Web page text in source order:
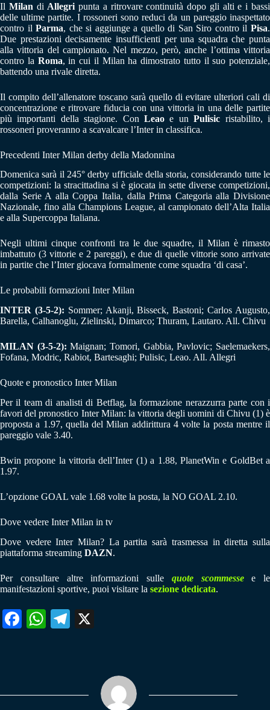
Il Milan di Allegri punta a ritrovare continuità dopo gli alti e i bassi
delle ultime partite. I rossoneri sono reduci da un pareggio inaspettato
contro ilParma, che si aggiunge a quello di San Siro contro ilPisa.
Due prestazioni decisamente insufficienti per una squadra che punta
alla vittoria del campionato. Nel mezzo, però, anche l’ottima vittoria
contro la Roma, in cui il Milan ha dimostrato tutto il suo potenziale,
battendo una rivale diretta.
Il compito dell’allenatore toscano sarà quello di evitare ulteriori cali di
concentrazione e ritrovare fiducia con una vittoria in una delle partite
più importanti della stagione. Con Leao e unPulisic ristabilito, i
rossoneri proveranno a scavalcare l’Inter in classifica.
Precedenti Inter Milan derby della Madonnina
Domenica sarà il 245° derby ufficiale della storia, considerando tutte le
competizioni: la stracittadina si è giocata in sette diverse competizioni,
dalla Serie A alla Coppa Italia, dalla Prima Categoria alla Divisione
Nazionale, fino alla Champions League, al campionato dell’Alta Italia
e alla Supercoppa Italiana.
Negli ultimi cinque confronti tra le due squadre, il Milan è rimasto
imbattuto (3 vittorie e 2 pareggi), e due di quelle vittorie sono arrivate
in partite che l’Inter giocava formalmente come squadra ‘di casa’.
Le probabili formazioni Inter Milan
INTER (3-5-2): Sommer; Akanji, Bisseck, Bastoni; Carlos Augusto,
Barella, Calhanoglu, Zielinski, Dimarco; Thuram, Lautaro. All. Chivu
MILAN (3-5-2):Maignan; Tomori, Gabbia, Pavlovic; Saelemaekers,
Fofana, Modric, Rabiot, Bartesaghi; Pulisic, Leao. All. Allegri
Quote e pronostico Inter Milan
Per il team di analisti di Betflag, la formazione nerazzurra parte con i
favori del pronostico Inter Milan: la vittoria degli uomini di Chivu (1) è
proposta a 1.97, quella del Milan addirittura 4 volte la posta mentre il
pareggio vale 3.40.
Bwin propone la vittoria dell’Inter (1) a 1.88, PlanetWin e GoldBet a
1.97.
L’opzione GOAL vale 1.68 volte la posta, la NO GOAL 2.10.
Dove vedere Inter Milan in tv
Dove vedere Inter Milan? La partita sarà trasmessa in diretta sulla
piattaforma streaming DAZN.
Per consultare altre informazioni sulle quote scommessee le
manifestazioni sportive, puoi visitare la sezione dedicata.
Fa W
pp
Te
m